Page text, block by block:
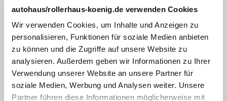
autohaus/rollerhaus-koenig.de verwenden Cookies
Wir verwenden Cookies, um Inhalte und Anzeigen zu
personalisieren, Funktionen für soziale Medien anbieten
zu können und die Zugriffe auf unsere Website zu
analysieren. Außerdem geben wir Informationen zu Ihrer
Verwendung unserer Website an unsere Partner für
soziale Medien, Werbung und Analysen weiter. Unsere
Partner führen diese Informationen möglicherweise mit
Apple CarPlay
Licht
Nebelscheinwerfer
LED-Scheinwerfer